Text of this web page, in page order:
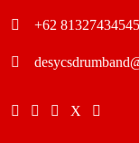
+62 81327434545